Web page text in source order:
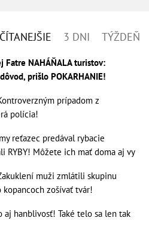
3 DNI TÝŽDEŇ
Fatre NAHÁŇALA turistov:
prišlo POKARHANIE!
prípadom z
polícia!
reťazec predával rybacie
RYBY! Môžete ich mať doma aj vy
muži zmlátili skupinu
zošívať tvár!
aj hanblivosť! Také telo sa len tak